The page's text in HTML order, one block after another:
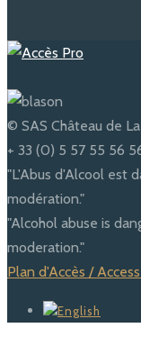
© SAS Château de
+ 33 (0) 5 57 55 56
"L'Abus d'Alcool est
modération."
"Alcohol abuse is
moderation."
Plan d'Accès /